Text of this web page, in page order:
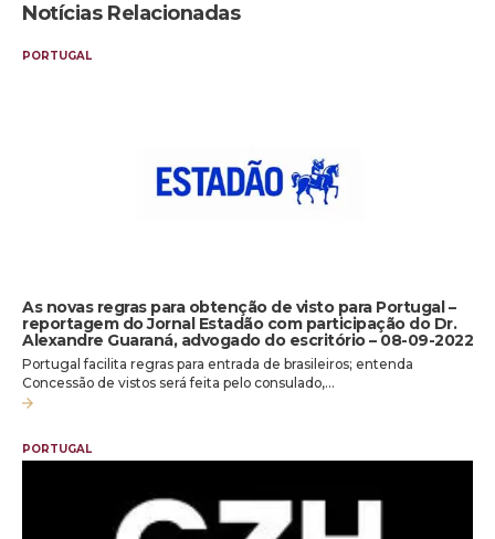
Notícias Relacionadas
PORTUGAL
As novas regras para obtenção de visto para Portugal –
reportagem do Jornal Estadão com participação do Dr.
Alexandre Guaraná, advogado do escritório – 08-09-2022
Portugal facilita regras para entrada de brasileiros; entenda
Concessão de vistos será feita pelo consulado,…
PORTUGAL